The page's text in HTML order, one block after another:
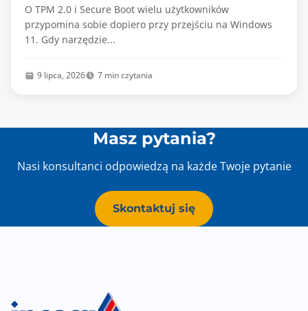
O TPM 2.0 i Secure Boot wielu użytkowników
przypomina sobie dopiero przy przejściu na Windows
11. Gdy narzędzie...
9 lipca, 2026 7 min czytania
Masz pytania?
Nasi konsultanci odpowiedzą na każde Twoje pytanie
Skontaktuj się